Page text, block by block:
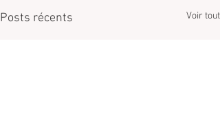
Posts récents Voir tout